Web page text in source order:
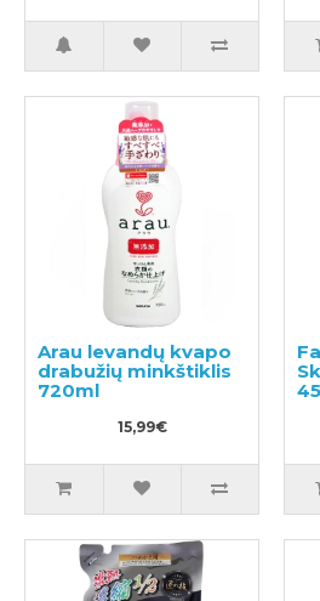
400ml
Arau levandų kvapo
drabužių minkštiklis
720ml
15,99€